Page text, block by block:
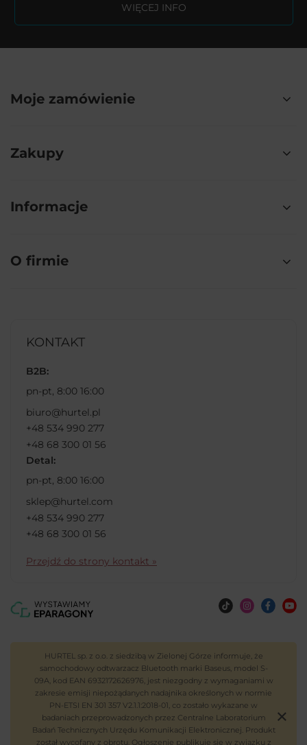
WIĘCEJ INFO
Moje zamówienie
Zakupy
Informacje
O firmie
KONTAKT
B2B:
pn-pt, 8:00 16:00
biuro@hurtel.pl
+48 534 990 277
+48 68 300 01 56
Detal:
pn-pt, 8:00 16:00
sklep@hurtel.com
+48 534 990 277
+48 68 300 01 56
Przejdź do strony kontakt »
HURTEL sp. z o.o. z siedzibą w Zielonej Górze informuje, że
samochodowy odtwarzacz Bluetooth marki Baseus, model S-
09A, kod EAN 6932172626976, jest niezgodny z wymaganiami w
zakresie emisji niepożądanych nadajnika określonych w normie
PN-ETSI EN 301 357 V2.1.1:2018-01, co zostało wykazane w
badaniach przeprowadzonych przez Centralne Laboratorium
Badań Technicznych Urzędu Komunikacji Elektronicznej. Produkt
został wycofany z obrotu. Ogłoszenie publikuje się w związku z